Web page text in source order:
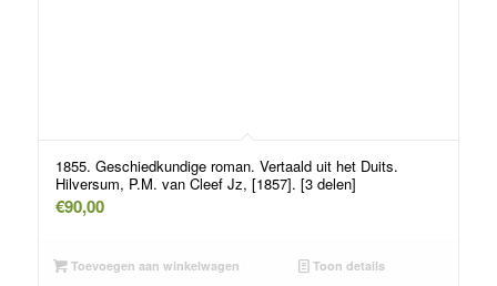
1855. Geschiedkundige roman. Vertaald uit het Duits.
Hilversum, P.M. van Cleef Jz, [1857]. [3 delen]
€90,00
Toevoegen aan winkelwagen Toon details